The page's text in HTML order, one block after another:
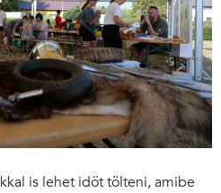
is lehet időt tölteni, amibe